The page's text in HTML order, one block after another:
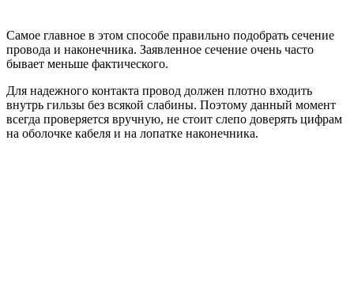
Самое главное в этом способе правильно подобрать сечение
провода и наконечника. Заявленное сечение очень часто
бывает меньше фактического.
Для надежного контакта провод должен плотно входить
внутрь гильзы без всякой слабины. Поэтому данный момент
всегда проверяется вручную, не стоит слепо доверять цифрам
на оболочке кабеля и на лопатке наконечника.